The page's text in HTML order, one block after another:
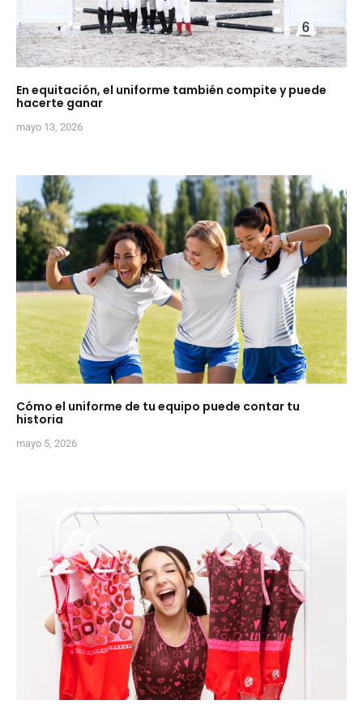
En equitación, el uniforme también compite y puede
hacerte ganar
mayo 13, 2026
Cómo el uniforme de tu equipo puede contar tu
historia
mayo 5, 2026